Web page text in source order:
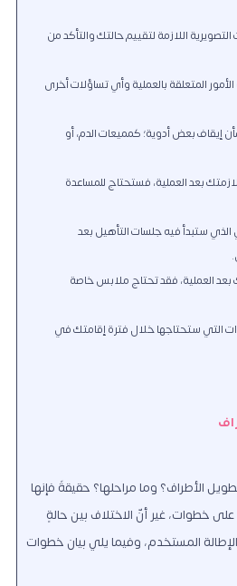
اللازمة لتقييم حالتك والتأكد من
المتعلقة بالعملية وأي تساؤلات أخرى
إيقاف بعض أدوية؛ كمميعات الدم، أو
بعد العملية، فستحتاج للمساعدة
الذي ستبدأ فيه جلسات التأهيل بعد
العملية، فقد تحتاج ملابس خاصة
التي ستحتاجها خلال فترة إقامتك في
الأطراف؟ وما مراحلها؟ حقيقةً فإنها
خطوات، غير أنّ الاختلاف بين حالةٍ
المستخدم، وفيما يلي بيان خطوات